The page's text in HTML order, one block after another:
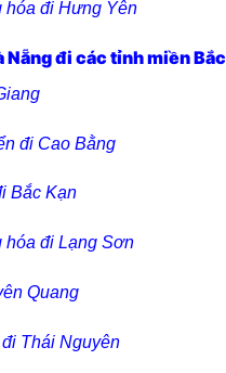
hóa đi Hưng Yên
Nẵng đi các tỉnh miền Bắc
đi Cao Bằng
Bắc Kạn
hóa đi Lạng Sơn
Quang
Thái Nguyên